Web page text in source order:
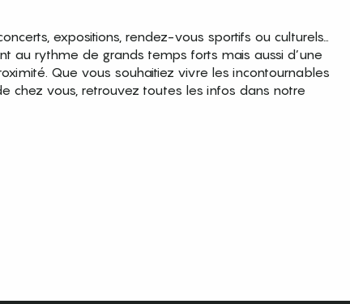
expositions, rendez-vous sportifs ou culturels…
au rythme de grands temps forts mais aussi d’une
Que vous souhaitiez vivre les incontournables
chez vous, retrouvez toutes les infos dans notre